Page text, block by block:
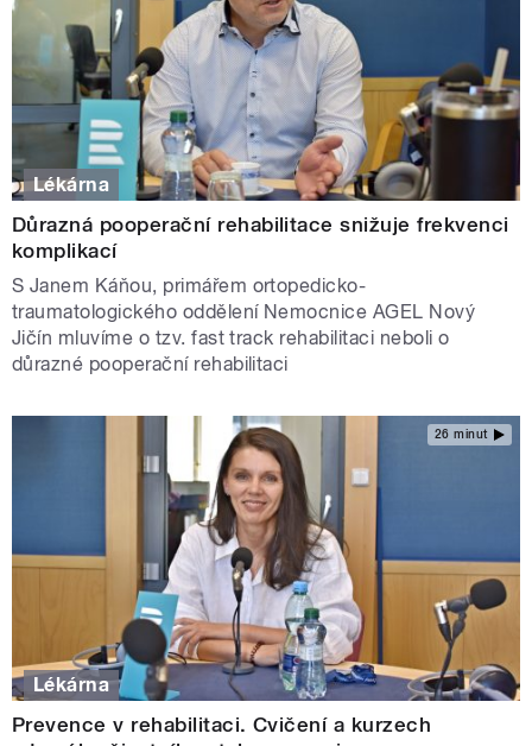
Lékárna
Důrazná pooperační rehabilitace snižuje frekvenci
komplikací
S Janem Káňou, primářem ortopedicko-
traumatologického oddělení Nemocnice AGEL Nový
Jičín mluvíme o tzv. fast track rehabilitaci neboli o
důrazné pooperační rehabilitaci
26 minut
Lékárna
Prevence v rehabilitaci. Cvičení a kurzech